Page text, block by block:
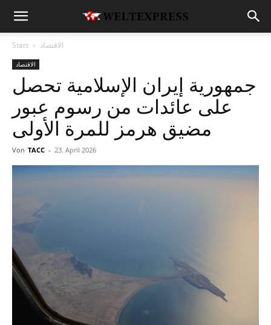
Start الاقتصاد
الاقتصاد
جمهورية إيران الإسلامية تحصل
على عائدات من رسوم عبور
مضيق هرمز للمرة الأولى
Von TACC - 23. April 2026